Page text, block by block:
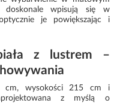
doskonale wpisują się w
je powiększając i
z lustrem –
cm, wysokości 215 cm i
z myślą o